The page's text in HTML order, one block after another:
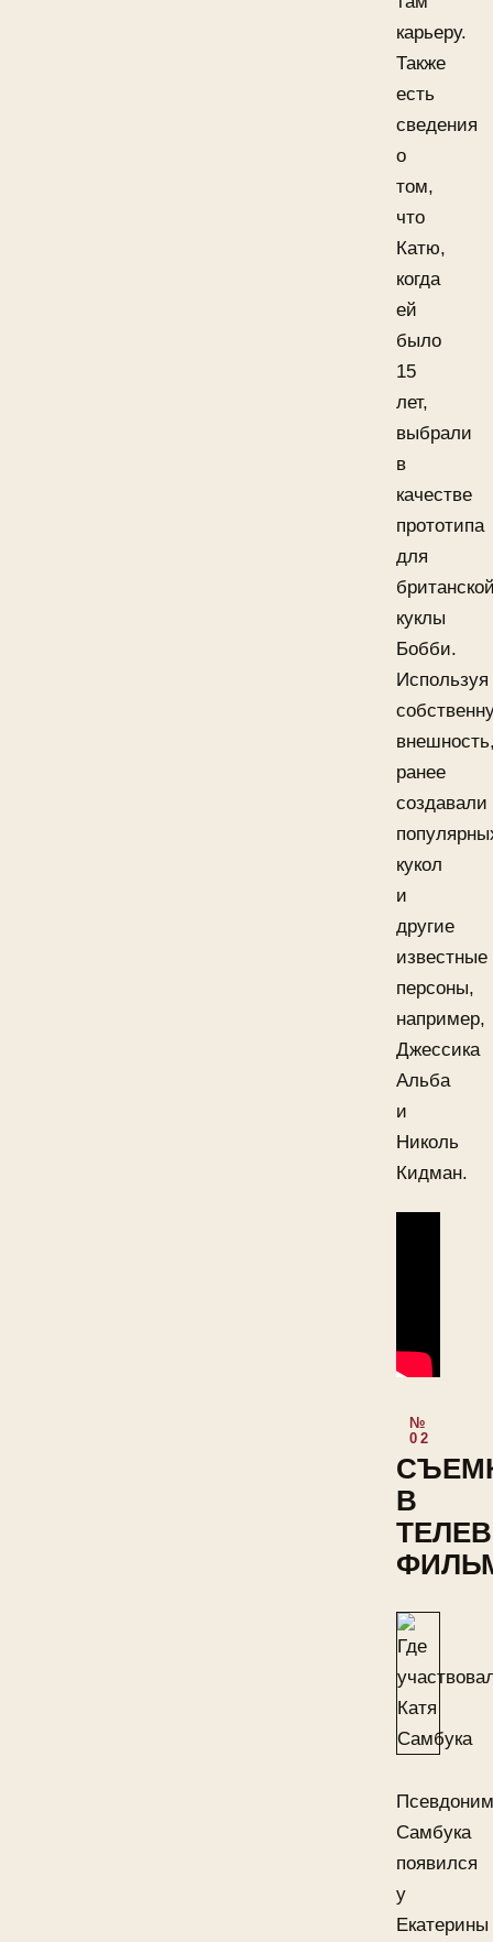
карьеру.
Также
есть
сведения
о
том,
что
Катю,
когда
ей
было
15
лет,
выбрали
в
качестве
прототипа
для
куклы
Бобби.
Используя
ранее
создавали
кукол
и
другие
известные
персоны,
например,
Джессика
Альба
и
Николь
Кидман.
В
Псевдоним
Самбука
появился
у
Екатерины